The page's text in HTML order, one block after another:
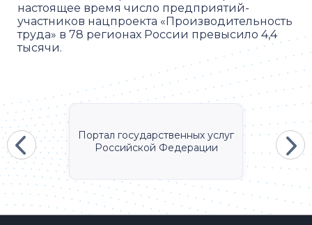
настоящее время число предприятий-
участников нацпроекта «Производительность
труда» в 78 регионах России превысило 4,4
тысячи.
Портал государственных услуг
Российской Федерации